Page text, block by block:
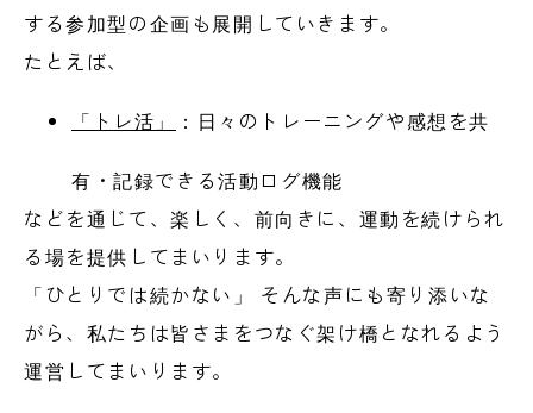
する参加型の企画も展開していきます。
たとえば、
「トレ活」 ：日々のトレーニングや感想を共
有・記録できる活動ログ機能
などを通じて、楽しく、前向きに、運動を続けられ
る場を提供してまいります。
「ひとりでは続かない」 そんな声にも寄り添いな
がら、私たちは皆さまをつなぐ架け橋となれるよう
運営してまいります。